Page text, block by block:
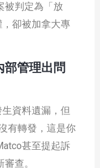
被判定為「放
卻被加拿大專
部管理出問
資料遺漏，但
有轉發，這是你
甚至提起訴
查。